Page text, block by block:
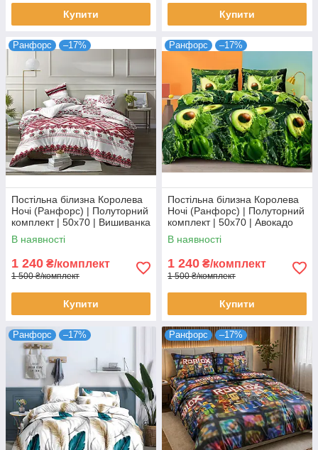
Купити Купити
Ранфорс –17%
Постільна білизна Королева
Ночі (Ранфорс) | Полуторний
комплект | 50х70 | Вишиванка
В наявності
1 240 ₴/комплект
1 500 ₴/комплект
Купити
Ранфорс –17%
Постільна білизна Королева
Ночі (Ранфорс) | Полуторний
комплект | 50х70 | Авокадо
на зеленому
В наявності
1 240 ₴/комплект
1 500 ₴/комплект
Купити
Ранфорс –17% Ранфорс –17%